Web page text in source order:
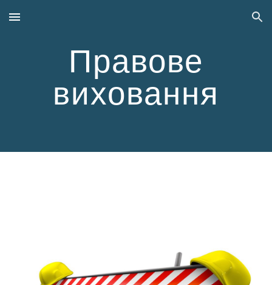
Skip to main content Skip to navigation
Правове
виховання